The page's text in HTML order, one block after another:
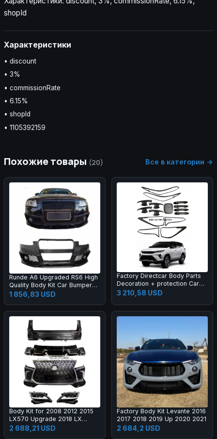
shopId
Характеристики
• discount
• 3%
• commissionRate
• 6.15%
• shopId
• 1105392159
Похожие товары (20) Все в категории →
Runde A6 Upgraded RS6 High
Quality Body Kit Car Bumper
Grille Rear Lips Tail Throat Tail
Wing Manufacturer Direct
1 856,83 USD
Factory Directcar Body Parts
Decoration + protection Car
Body Parts Car Accessories
3 210,58 USD
Body Kit for 2008 2012 2015
LX570 Upgrade 2018 LX
Super Sport Grille Bumper Led
Headlamp Fog Lamp Tail Light
2 688,21 USD
Factory Body Kit Levante 2016
2017 2018 2019 Up 2020 2021
2 684,2 USD